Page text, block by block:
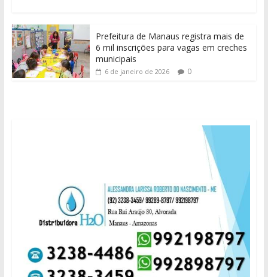
Prefeitura de Manaus registra mais de
6 mil inscrições para vagas em creches
municipais
6 de janeiro de 2026 0